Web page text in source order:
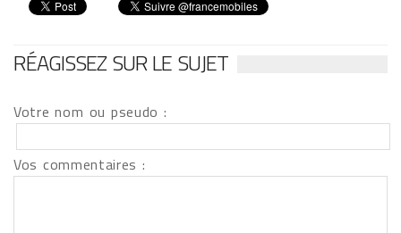
RÉAGISSEZ SUR LE SUJET
Votre nom ou pseudo :
Vos commentaires :